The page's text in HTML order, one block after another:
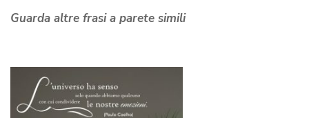
Guarda altre frasi a parete simili